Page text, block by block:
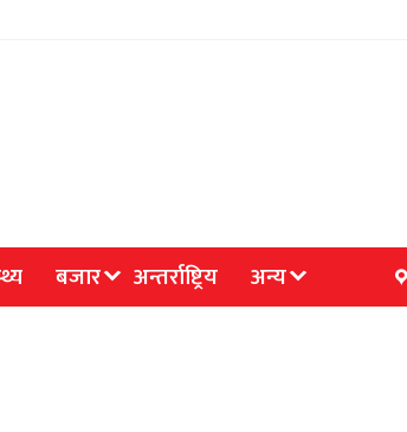
बजार अन्तर्राष्ट्रिय अन्य